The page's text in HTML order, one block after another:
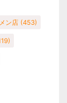
ン店 (453)